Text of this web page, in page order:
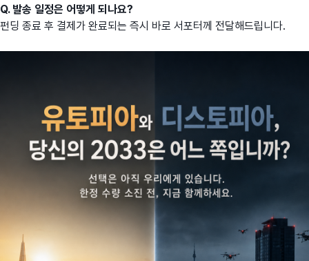
Q. 발송 일정은 어떻게 되나요?
펀딩 종료 후 결제가 완료되는 즉시 바로 서포터께 전달해드립니다.